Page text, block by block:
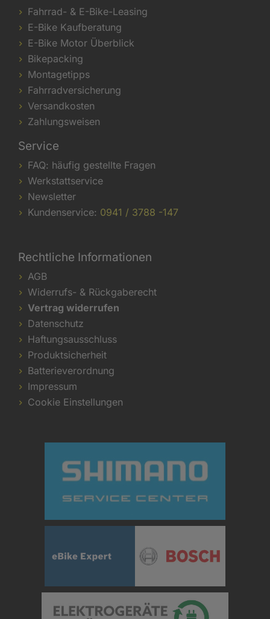
Fahrrad- & E-Bike-Leasing
E-Bike Kaufberatung
E-Bike Motor Überblick
Bikepacking
Montagetipps
Fahrradversicherung
Versandkosten
Zahlungsweisen
Service
FAQ: häufig gestellte Fragen
Werkstattservice
Newsletter
Kundenservice: 0941 / 3788 -147
Rechtliche Informationen
AGB
Widerrufs- & Rückgaberecht
Vertrag widerrufen
Datenschutz
Haftungsausschluss
Produktsicherheit
Batterieverordnung
Impressum
Cookie Einstellungen